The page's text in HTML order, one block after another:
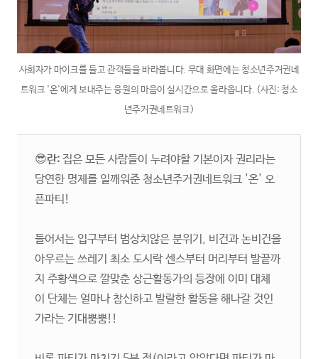
사회자가 마이크를 들고 관객들을 바라봅니다. 무대 화면에는 청소년주거권네
트워크 '온'에게 보내주는 응원의 마음이 실시간으로 올라옵니다. (사진: 청소
년주거권네트워크)
😎란: 집은 모든 사람들이 누려야할 기본이자 권리라는
당연한 명제를 일깨워준 청소년주거권네트워크 '온' 오
픈파티!
들어서는 입구부터 범상치않은 분위기, 비건과 논비건을
아우르는 쓰레기 최소 도시락 센스부터 머리부터 발끝까
지 주황색으로 깔맞춘 상근활동가의 등장에 이미 대체
이 단체는 얼마나 참신하고 발랄한 활동을 해나갈 것인
가라는 기대뿜뿜!!